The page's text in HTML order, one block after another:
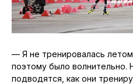
— Я не тренировалась
поэтому было волнительно.
подводятся, как они